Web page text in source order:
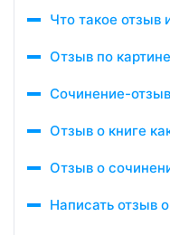
Что такое отзыв
Отзыв по
Сочинение-
Отзыв о книге
Отзыв о
Написать отзыв